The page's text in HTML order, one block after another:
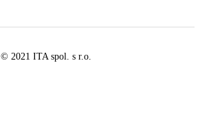
© 2021 ITA spol. s r.o.